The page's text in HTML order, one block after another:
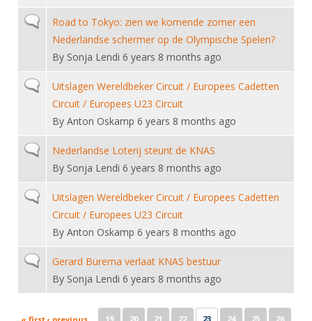
Normal topicRoad to Tokyo: zien we komende zomer een
Nederlandse schermer op de Olympische Spelen?
By Sonja Lendi 6 years 8 months ago
Normal topicUitslagen Wereldbeker Circuit / Europees Cadetten
Circuit / Europees U23 Circuit
By Anton Oskamp 6 years 8 months ago
Normal topicNederlandse Loterij steunt de KNAS
By Sonja Lendi 6 years 8 months ago
Normal topicUitslagen Wereldbeker Circuit / Europees Cadetten
Circuit / Europees U23 Circuit
By Anton Oskamp 6 years 8 months ago
Normal topicGerard Burema verlaat KNAS bestuur
By Sonja Lendi 6 years 8 months ago
Pages 19 20 21 22 23 24 25 26